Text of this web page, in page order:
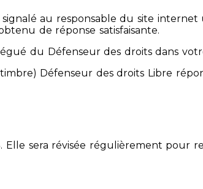
au responsable du site
de réponse satisfaisante.
du Défenseur des droits dans
Défenseur des droits Libre
sera révisée régulièrement pour